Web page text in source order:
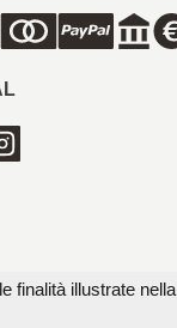
finalità illustrate nella